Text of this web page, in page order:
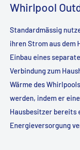
Whirlpool
Standardmässig
ihren Strom aus dem
Einbau eines
Verbindung zum
Wärme des
werden, indem er
Hausbesitzer bereits
Energieversorgung